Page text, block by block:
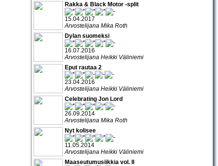
Rakka & Black Motor -split
15.04.2017
Arvostelijana Mika Roth
Dylan suomeksi
16.07.2016
Arvostelijana Heikki Väliniemi
Eput rautaa 2
23.04.2016
Arvostelijana Heikki Väliniemi
Celebrating Jon Lord
26.09.2014
Arvostelijana Mika Roth
Nyt kolisee
11.05.2014
Arvostelijana Heikki Väliniemi
Maaseutumusiikkia vol. II